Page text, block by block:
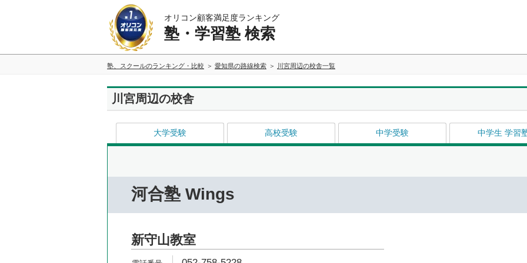
オリコン顧客満足度ランキング
塾・学習塾 検索
塾、スクールのランキング・比較 愛知県の路線検索 川宮周辺の校舎一覧
川宮周辺の校舎
大学受験 高校受験 中学受験 中学生 学習
河合塾 Wings
新守山教室